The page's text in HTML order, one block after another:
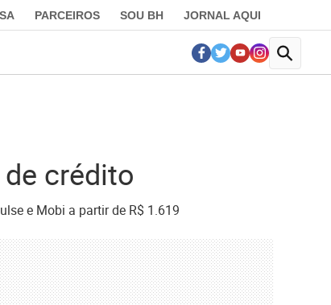
PARCEIROS SOU BH JORNAL AQUI
crédito
e Mobi a partir de R$ 1.619